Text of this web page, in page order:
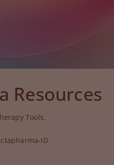
Resources
Tools.
ID